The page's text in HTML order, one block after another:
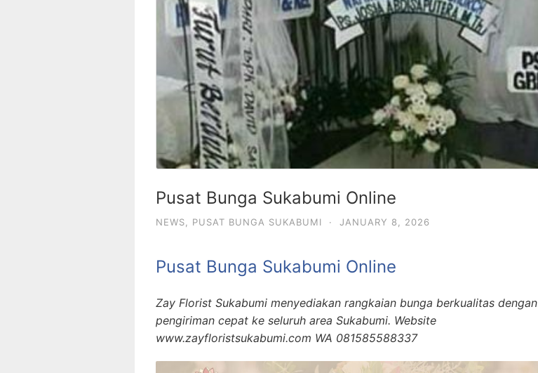
Pusat Bunga Sukabumi Online
NEWS, PUSAT BUNGA SUKABUMI · JANUARY 8, 2026
Pusat Bunga Sukabumi Online
Zay Florist Sukabumi menyediakan rangkaian bunga berkualitas dengan
pengiriman cepat ke seluruh area Sukabumi. Website
www.zayfloristsukabumi.com WA 081585588337